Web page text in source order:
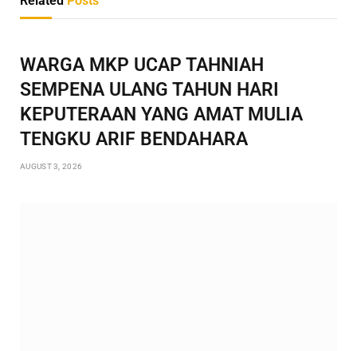
WARGA MKP UCAP TAHNIAH
SEMPENA ULANG TAHUN HARI
KEPUTERAAN YANG AMAT MULIA
TENGKU ARIF BENDAHARA
AUGUST 3, 2026